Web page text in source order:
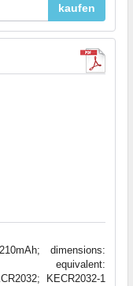
kaufen
dimensions:
KECR2032-1